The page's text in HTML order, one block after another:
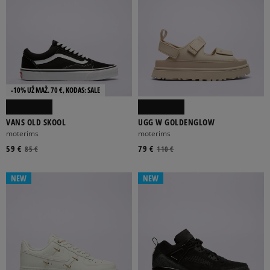
MOTERIMS UNISEX
BR SET12 SET2
-10% UŽ MAŽ. 70 €, KODAS: SALE
VANS OLD SKOOL
moterims
85 €
59 €
UGG W GOLDENGLOW
moterims
110 €
79 €
NEW NEW